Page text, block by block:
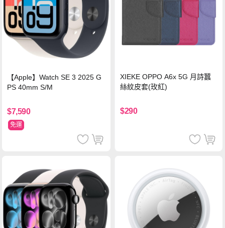
【Apple】Watch SE 3 2025 G
PS 40mm S/M
$7,590
免運
XIEKE OPPO A6x 5G 月詩蠶
絲紋皮套(玫紅)
$290